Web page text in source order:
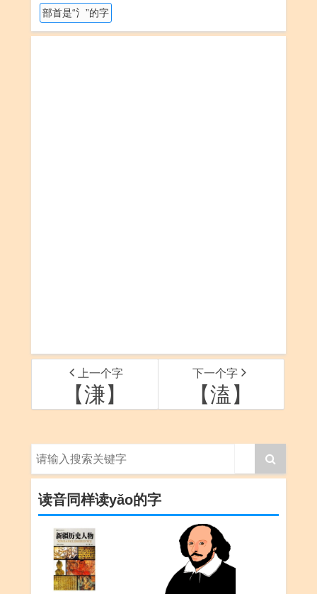
部首是“氵”的字
上一个字
【溓】
下一个字
【溘】
读音同样读yǎo的字